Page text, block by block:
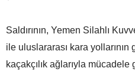
Saldırının, Yemen Silahlı
ile uluslararası kara
kaçakçılık ağlarıyla